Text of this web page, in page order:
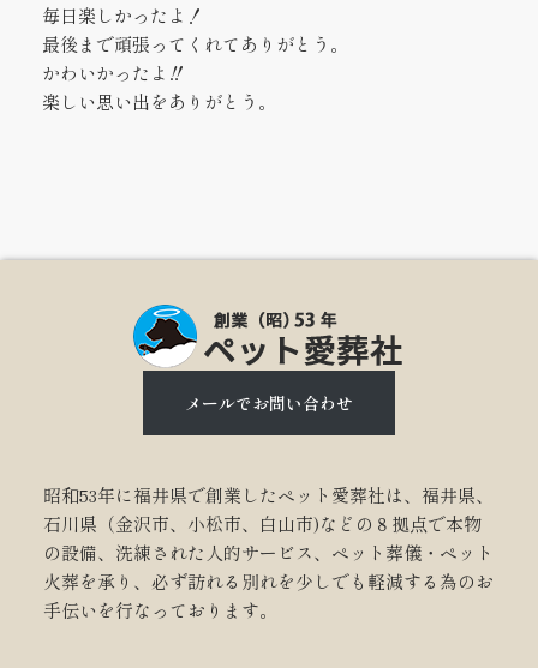
毎日楽しかったよ！
最後まで頑張ってくれてありがとう。
かわいかったよ‼
楽しい思い出をありがとう。
メールでお問い合わせ
昭和53年に福井県で創業したペット愛葬社は、福井県、
石川県（金沢市、小松市、白山市)などの８拠点で本物
の設備、洗練された人的サービス、ペット葬儀・ペット
火葬を承り、必ず訪れる別れを少しでも軽減する為のお
手伝いを行なっております。